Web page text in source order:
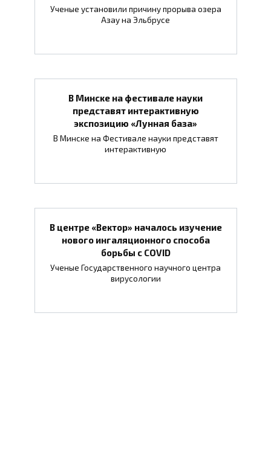
Ученые установили причину прорыва озера
Азау на Эльбрусе
В Минске на фестивале науки
представят интерактивную
экспозицию «Лунная база»
В Минске на Фестивале науки представят
интерактивную
В центре «Вектор» началось изучение
нового ингаляционного способа
борьбы с COVID
Ученые Государственного научного центра
вирусологии